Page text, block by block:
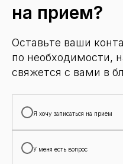
на прием?
Оставьте ваши
по необходимости,
свяжется с вами в
Я хочу записаться на прием
У меня есть вопрос